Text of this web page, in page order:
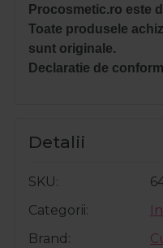
Procosmetic.ro este
Toate produsele
sunt originale.
Declaratie de
Detalii
SKU
Categorii
Brand